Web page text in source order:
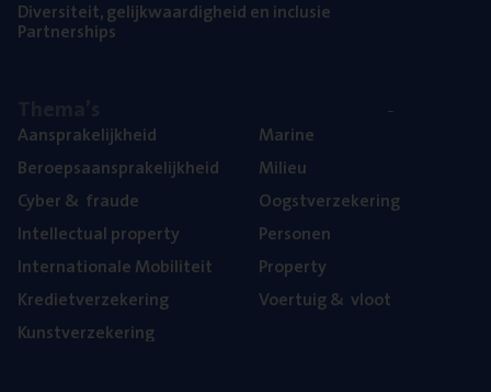
Diver­si­teit, gelijk­waar­dig­heid en inclusie
Part­ner­ships
Aan­spra­ke­lijk­heid
Beroeps­aan­spra­ke­lijk­heid
Cyber& fraude
Intel­lec­tu­al property
Inter­na­ti­o­na­le Mobiliteit
Kre­diet­ver­ze­ke­ring
Kunst­ver­ze­ke­ring
Mari­ne
Mili­eu
Oogst­ver­ze­ke­ring
Per­so­nen
Pro­per­ty
Voer­tuig& vloot